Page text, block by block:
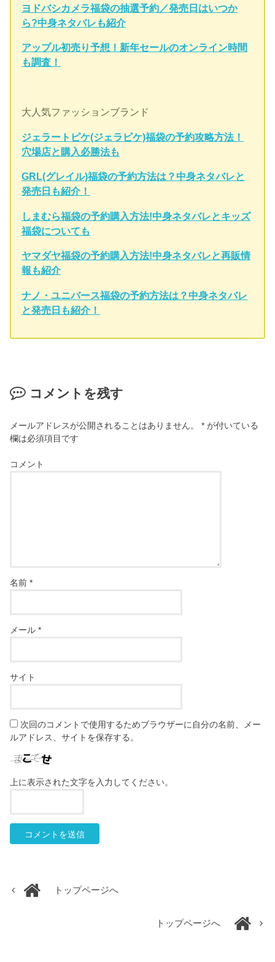
ヨドバシカメラ福袋の抽選予約／発売日はいつか
ら?中身ネタバレも紹介
アップル初売り予想！新年セールのオンライン時間
も調査！
大人気ファッションブランド
ジェラートピケ(ジェラピケ)福袋の予約攻略方法！
穴場店と購入必勝法も
GRL(グレイル)福袋の予約方法は？中身ネタバレと
発売日も紹介！
しまむら福袋の予約購入方法!中身ネタバレとキッズ
福袋についても
ヤマダヤ福袋の予約購入方法!中身ネタバレと再販情
報も紹介
ナノ・ユニバース福袋の予約方法は？中身ネタバレ
と発売日も紹介！
コメントを残す
メールアドレスが公開されることはありません。 * が付いている
欄は必須項目です
コメント
名前*
メール*
サイト
次回のコメントで使用するためブラウザーに自分の名前、メー
ルアドレス、サイトを保存する。
上に表示された文字を入力してください。
トップページへ
トップページへ